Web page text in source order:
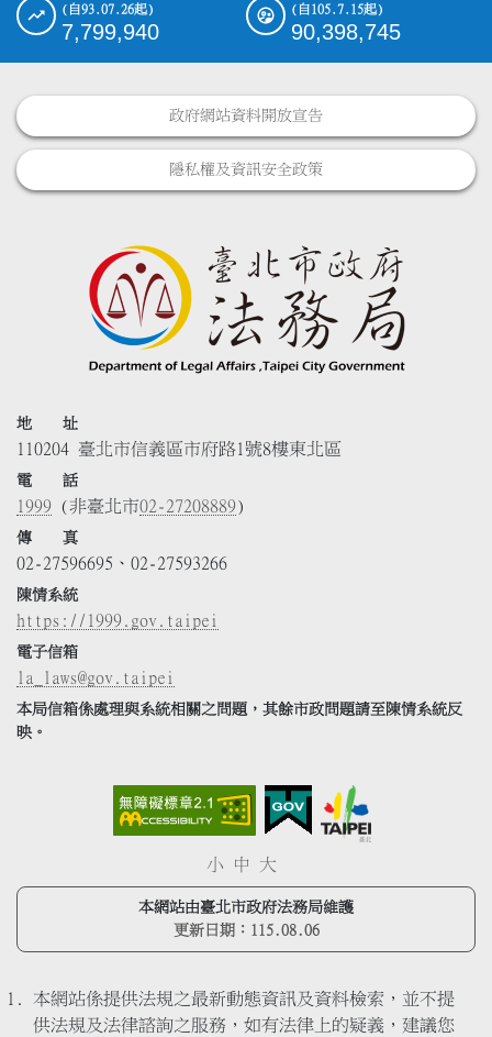
(自93.07.26起)
7,799,940
(自105.7.15起)
90,398,745
政府網站資料開放宣告
隱私權及資訊安全政策
地 址
110204 臺北市信義區市府路1號8樓東北區
電 話
1999 (非臺北市02-27208889)
傳 真
02-27596695、02-27593266
陳情系統
https://1999.gov.taipei
電子信箱
la_laws@gov.taipei
本局信箱係處理與系統相關之問題，其餘市政問題請至陳情系統反
映。
小 中 大
本網站由臺北市政府法務局維護
更新日期： 115.08.06
本網站係提供法規之最新動態資訊及資料檢索，並不提
供法規及法律諮詢之服務，如有法律上的疑義，建議您